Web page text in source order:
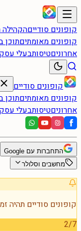
קופונים סודייםהקהילה
קופונים מאומתיםתוכן
אחרוניםטיסותבעלי
קופונים סודיים
קופונים מאומתיםתוכן
אחרוניםטיסותבעלי
התחברות עם Google
מחשבים וסלולר
קופונים סודיים תהיה
2/7